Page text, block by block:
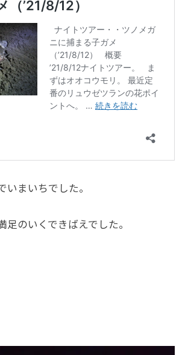
まいちでした。
足のいくできばえでした。